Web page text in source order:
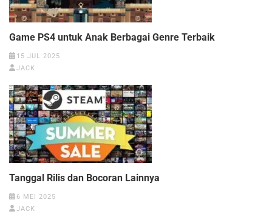
Game PS4 untuk Anak Berbagai Genre Terbaik
15 JUL 2025
JACK
Tanggal Rilis dan Bocoran Lainnya
6 MEI 2025
JACK